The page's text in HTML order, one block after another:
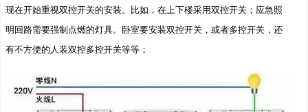
现在开始重视双控开关的安装。比如，在上下楼采用双控开关；应急照
明回路需要强制点燃的灯具。卧室要安装双控开关，或者多控开关，还
有不方便的人装双控多控开关等等；